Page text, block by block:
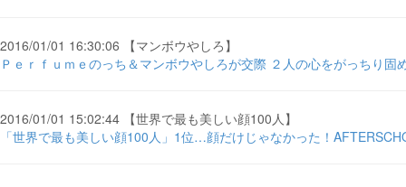
2016/01/01 16:30:06 【マンボウやしろ】
Ｐｅｒｆｕｍｅのっち＆マンボウやしろが交際 ２人の心をがっちり固
2016/01/01 15:02:44 【世界で最も美しい顔100人】
「世界で最も美しい顔100人」1位…顔だけじゃなかった！